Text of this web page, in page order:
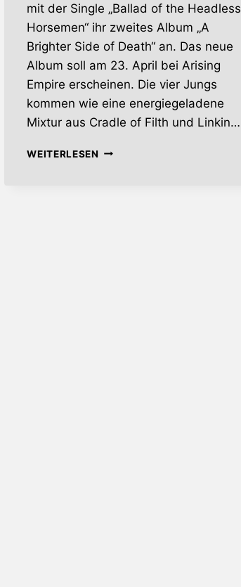
mit der Single „Ballad of the Headless
Horsemen“ ihr zweites Album „A
Brighter Side of Death“ an. Das neue
Album soll am 23. April bei Arising
Empire erscheinen. Die vier Jungs
kommen wie eine energiegeladene
Mixtur aus Cradle of Filth und Linkin…
WEITERLESENMISTER